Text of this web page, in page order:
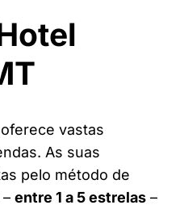
vastas
As suas
pelo método de
entre 1 a 5 estrelas –